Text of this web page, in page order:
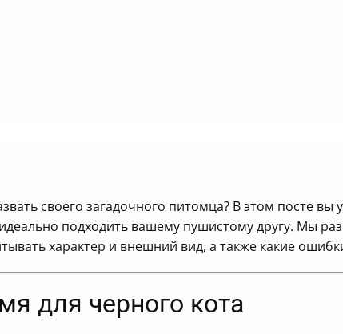
своего загадочного питомца? В этом посте вы
подходить вашему пушистому другу. Мы
характер и внешний вид, а также какие
для черного кота